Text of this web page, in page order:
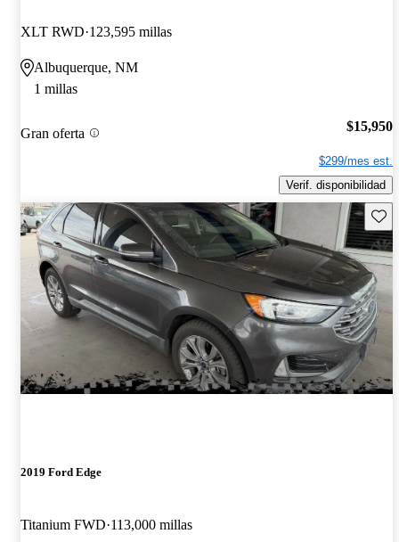
XLT RWD 123,595 millas
Albuquerque, NM
1 millas
Gran oferta $15,950
$299/mes est.
Verif. disponibilidad
2019 Ford Edge
Titanium FWD 113,000 millas